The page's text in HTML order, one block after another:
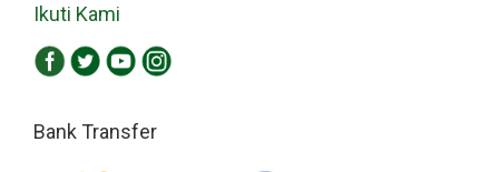
Ikuti Kami
Bank Transfer